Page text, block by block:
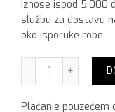
iznose ispod 5.000
službu za dostavu
oko isporuke robe.
Boja za
Plaćanje